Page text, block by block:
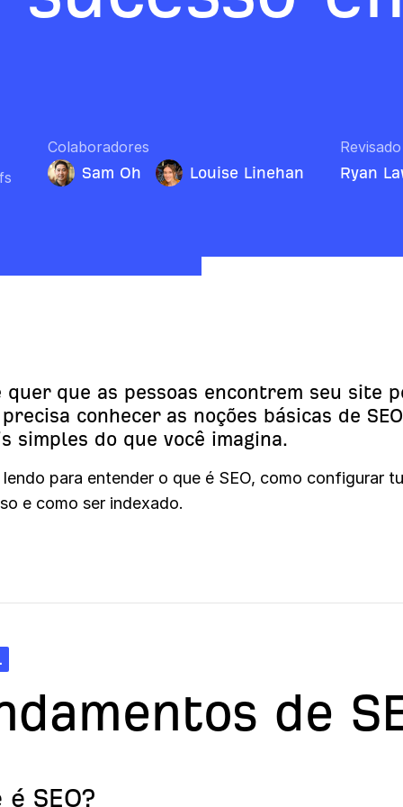
Colaboradores
Sam Oh Louise Linehan Ryan
quer que as pessoas encontrem seu site
precisa conhecer as noções básicas de
simples do que você imagina.
para entender o que é SEO, como configurar
e como ser indexado.
de
é SEO?